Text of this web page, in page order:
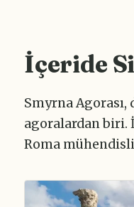
İçeride
Smyrna
agoralardan biri.
Roma